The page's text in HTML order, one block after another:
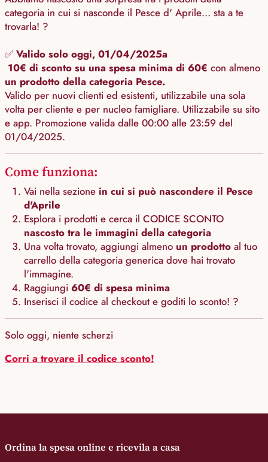
categoria in cui si nasconde il Pesce d' Aprile… sta a te
trovarla! ?
✅ Valido solo oggi, 01/04/2025a
10€ di sconto su una spesa minima di 60€ con almeno
un prodotto della categoria Pesce.
Valido per nuovi clienti ed esistenti, utilizzabile una sola
volta per cliente e per nucleo famigliare. Utilizzabile su sito
e app. Promozione valida dalle 00:00 alle 23:59 del
01/04/2025.
Come funziona:
Vai nella sezione in cui si può nascondere il Pesce
d'Aprile
Esplora i prodotti e cerca il CODICE SCONTO
nascosto tra le immagini della categoria
Una volta trovato, aggiungi almeno un prodotto al tuo
carrello della categoria generica dove hai trovato
l'immagine.
Raggiungi 60€ di spesa minima
Inserisci il codice al checkout e goditi lo sconto! ?
Solo oggi, niente scherzi
Corri a trovare il codice sconto!
Ordina la spesa online e ricevila a casa